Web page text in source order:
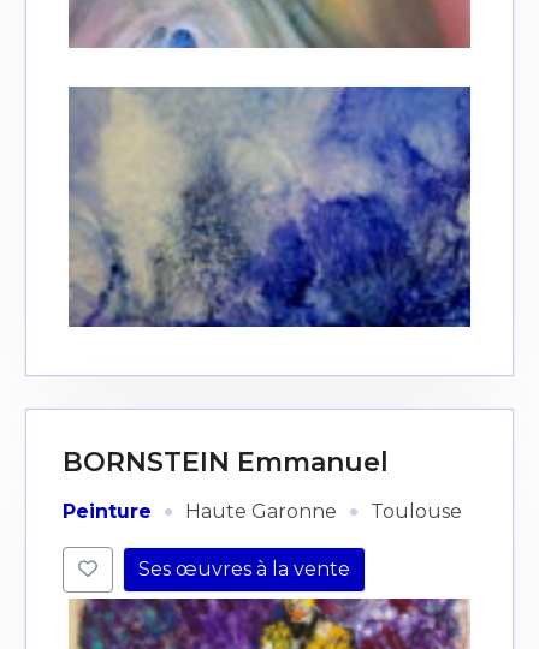
BORNSTEIN Emmanuel
Peinture · Haute Garonne · Toulouse
Ses œuvres à la vente